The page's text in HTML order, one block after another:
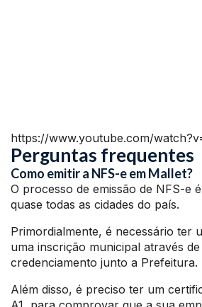
https://www.youtube.com/
Perguntas frequentes
Como emitir a NFS-e em Mallet?
O processo de emissão de NFS-e
quase todas as cidades do país.
Primordialmente, é necessário ter
uma inscrição municipal através
credenciamento junto a Prefeitura.
Além disso, é preciso ter um